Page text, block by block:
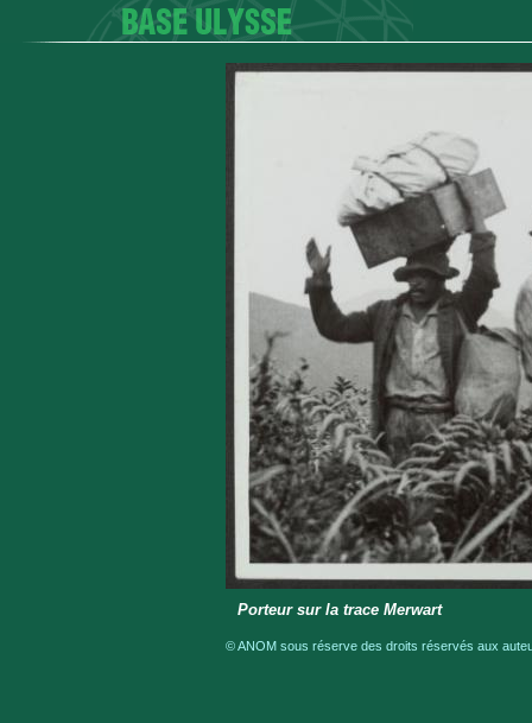
Porteur sur la trace Merwart
© ANOM sous réserve des droits réservés aux